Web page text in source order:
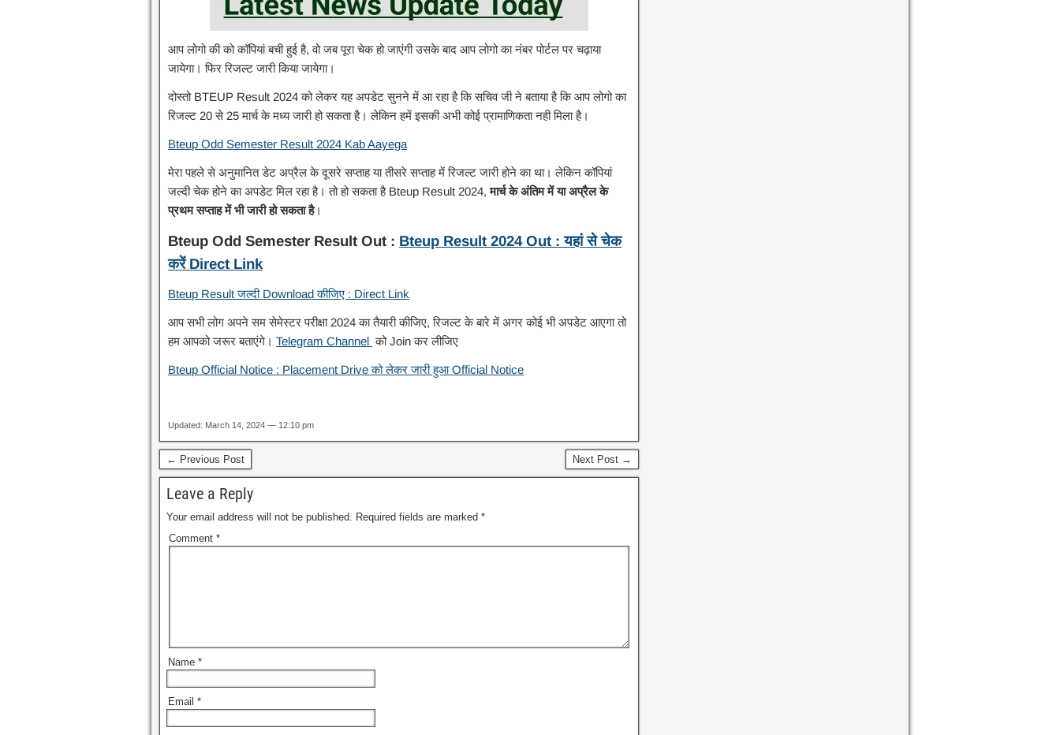
आप लोगो की को कॉपियां बची हुई है, वो जब पूरा चेक हो जाएंगी उसके बाद आप लोगो का नंबर पोर्टल पर चढ़ाया
जायेगा। फिर रिजल्ट जारी किया जायेगा।
दोस्तो BTEUP Result 2024 को लेकर यह अपडेट सुनने में आ रहा है कि सचिव जी ने बताया है कि आप लोगो का
रिजल्ट 20 से 25 मार्च के मध्य जारी हो सकता है। लेकिन हमें इसकी अभी कोई प्रामाणिकता नही मिला है।
Bteup Odd Semester Result 2024 Kab Aayega
मेरा पहले से अनुमानित डेट अप्रैल के दूसरे सप्ताह या तीसरे सप्ताह में रिजल्ट जारी होने का था। लेकिन कॉपियां
जल्दी चेक होने का अपडेट मिल रहा है। तो हो सकता है Bteup Result 2024,मार्च के अंतिम में या अप्रैल के
प्रथम सप्ताह में भी जारी हो सकता है।
Bteup Odd Semester Result Out : Bteup Result 2024 Out : यहां से चेक
करें Direct Link
Bteup Result जल्दी Download कीजिए : Direct Link
आप सभी लोग अपने सम सेमेस्टर परीक्षा 2024 का तैयारी कीजिए, रिजल्ट के बारे में अगर कोई भी अपडेट आएगा तो
हम आपको जरूर बताएंगे। Telegram Channel को Join कर लीजिए
Bteup Official Notice : Placement Drive को लेकर जारी हुआ Official Notice
Updated: March 14, 2024 — 12:10 pm
← Previous Post Next Post →
Leave a Reply
Your email address will not be published. Required fields are marked *
Comment *
Name *
Email *